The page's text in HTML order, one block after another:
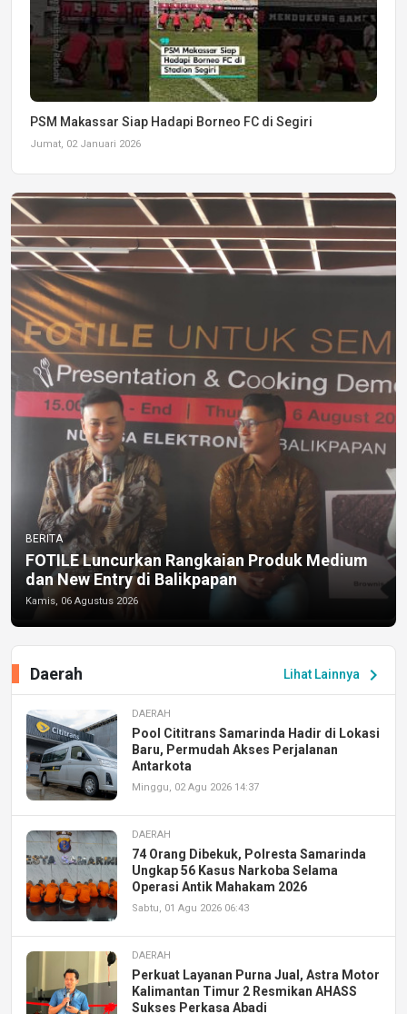
PSM Makassar Siap Hadapi Borneo FC di Segiri
Jumat, 02 Januari 2026
BERITA
FOTILE Luncurkan Rangkaian Produk Medium
dan New Entry di Balikpapan
Kamis, 06 Agustus 2026
Lihat Lainnya chevron_right
Daerah
DAERAH
Pool Cititrans Samarinda Hadir di Lokasi
Baru, Permudah Akses Perjalanan
Antarkota
Minggu, 02 Agu 2026 14:37
DAERAH
74 Orang Dibekuk, Polresta Samarinda
Ungkap 56 Kasus Narkoba Selama
Operasi Antik Mahakam 2026
Sabtu, 01 Agu 2026 06:43
DAERAH
Perkuat Layanan Purna Jual, Astra Motor
Kalimantan Timur 2 Resmikan AHASS
Sukses Perkasa Abadi